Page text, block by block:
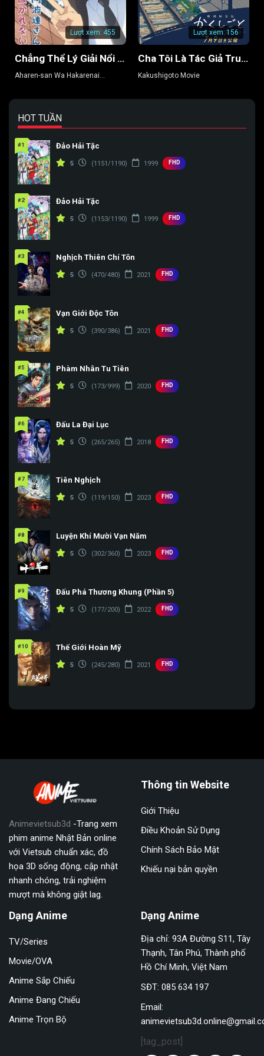
Tập 154 Tập 155 Tập 156
Tập 157 Tập 158 Tập 159
Tập 166
Tập 169
Tập 172 Tập 173
Tập 175
Tập 178
Tập 181
Tập 184 Tập 185
Tập 187 Tập 188
Lượt xem: 455
Chẳng Thể Lý Giải Nổi Aharen-san (Phần 2)
Aharen-san Wa Hakarenai
Lượt xem: 156
Cha Tôi Là Tác Giả Truyện Tranh Thô Tục
Kakushigoto Movie
HOT TUẦN
#1 Đảo Hải Tặc
5 (1151/1190) 1999 FHD
#2 Đảo Hải Tặc
5 (1153/1190) 1999 FHD
#3 Nghịch Thiên Chí Tôn
5 (470/480) 2021 FHD
#4 Vạn Giới Độc Tôn
5 (390/386) 2021 FHD
#5 Phàm Nhân Tu Tiên
5 (173/999) 2020 FHD
#6 Đấu La Đại Lục
5 (265/265) 2018 FHD
#7 Tiên Nghịch
5 (119/150) 2023 FHD
#8 Luyện Khí Mười Vạn Năm
5 (302/360) 2023 FHD
#9 Đấu Phá Thương Khung (Phần 5)
5 (177/200) 2022 FHD
#10 Thế Giới Hoàn Mỹ
5 (245/280) 2021 FHD
Animevietsub3d -Trang xem
phim anime Nhật Bản online
với Vietsub chuẩn xác, đồ
họa 3D sống động, cập nhật
nhanh chóng, trải nghiệm
mượt mà không giật lag.
Thông tin Website
Giới Thiệu
Điều Khoản Sử Dụng
Chính Sách Bảo Mật
Khiếu nại bản quyền
Dạng Anime
TV/Series
Movie/OVA
Anime Sắp Chiếu
Anime Đang Chiếu
Anime Trọn Bộ
Dạng Anime
Địa chỉ: 93A Đường S11, Tây
Thạnh, Tân Phú, Thành phố
Hồ Chí Minh, Việt Nam
SĐT: 085 634 197
Email:
[tag_post]